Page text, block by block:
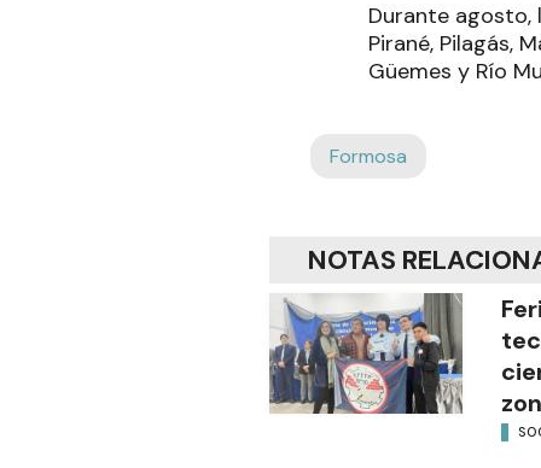
Durante agosto,
Pirané, Pilagás,
Güemes y Río
Formosa
NOTAS